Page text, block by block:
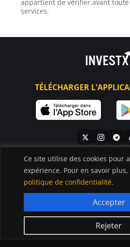
Ce site utilise des cookies pour
expérience. Pour en savoir
politique de confidentialité.
Rejeter
Accepter
appartient de vérifier avant
services.
TÉLÉCHARGER
ACTU CRYPTO
Altcoins
Exchanges
NFTs
Quel
Quel
trader ?